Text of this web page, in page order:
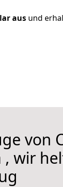
aus und
von
, wir